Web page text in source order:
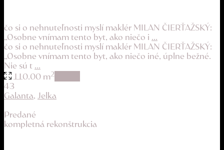
čo si o nehnuteľnosti myslí maklér MILAN ČIERŤAŽSKÝ:
„Osobne vnímam tento byt, ako niečo i
čo si o nehnuteľnosti myslí maklér MILAN ČIERŤAŽSKÝ:
„Osobne vnímam tento byt, ako niečo iné, úplne bežné.
Nie sú t
110.00 m2
43
Galanta, Jelka
Predané
kompletná rekonštrukcia